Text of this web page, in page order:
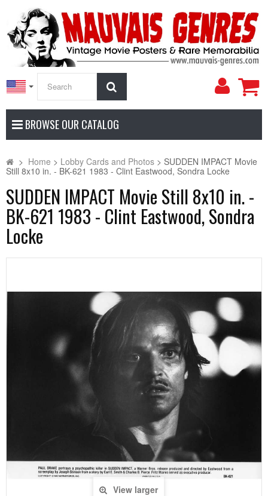
My
BROWSE OUR CATALOG
> Home > Lobby Cards and Photos > SUDDEN IMPACT Movie
Still 8x10 in. - BK-621 1983 - Clint Eastwood, Sondra Locke
SUDDEN IMPACT Movie Still 8x10 in. -
BK-621 1983 - Clint Eastwood, Sondra
Locke
View larger